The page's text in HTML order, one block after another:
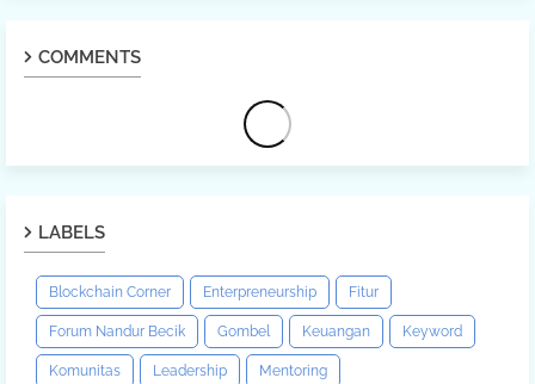
COMMENTS
LABELS
Blockchain Corner Enterpreneurship Fitur
Forum Nandur Becik Gombel Keuangan Keyword
Komunitas Leadership Mentoring